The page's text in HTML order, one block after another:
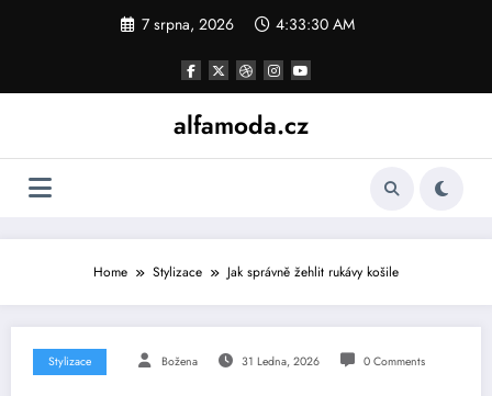
7 srpna, 2026 4:33:31 AM
alfamoda.cz
Home Stylizace Jak správně žehlit rukávy košile
Stylizace Božena 31 Ledna, 2026 0 Comments